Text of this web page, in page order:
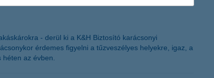
- derül ki a K&H Biztosító karácsonyi
érdemes figyelni a tűzveszélyes helyekre, igaz, a
az évben.